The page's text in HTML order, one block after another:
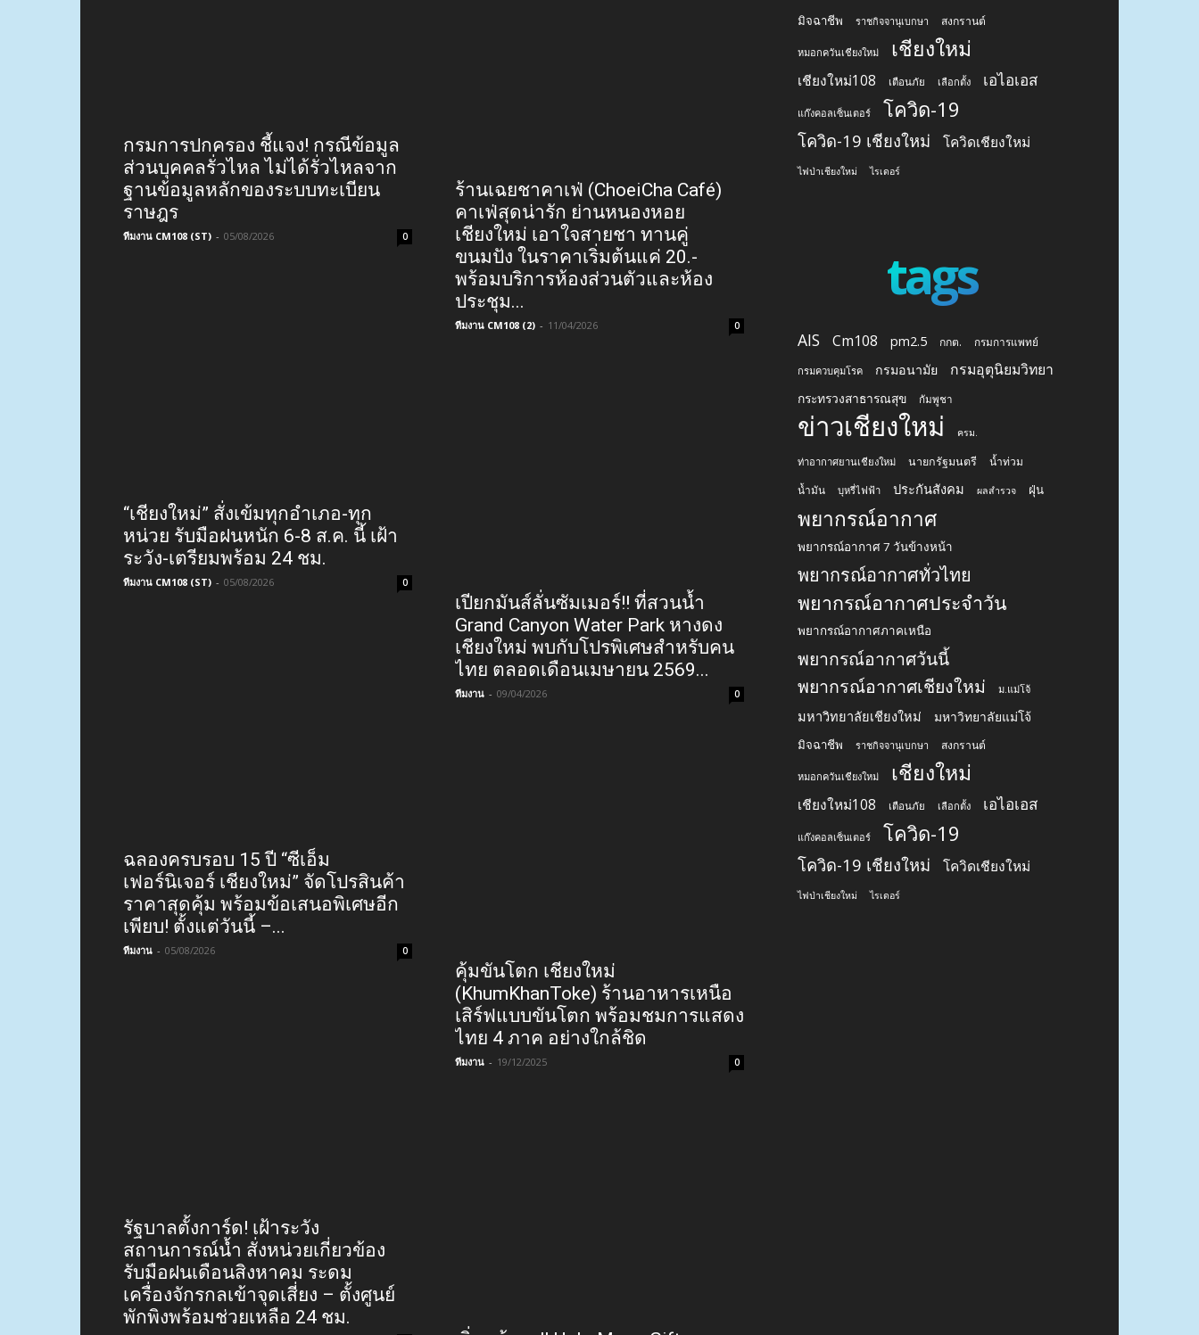
กรมการปกครอง ชี้แจง! กรณีข้อมูล
ส่วนบุคคลรั่วไหล ไม่ได้รั่วไหลจาก
ฐานข้อมูลหลักของระบบทะเบียน
ราษฎร
ทีมงาน CM108 (ST) - 05/08/2026 0
“เชียงใหม่” สั่งเข้มทุกอำเภอ-ทุก
หน่วย รับมือฝนหนัก 6-8 ส.ค. นี้ เฝ้า
ระวัง-เตรียมพร้อม 24 ชม.
ทีมงาน CM108 (ST) - 05/08/2026 0
ฉลองครบรอบ 15 ปี “ซีเอ็ม
เฟอร์นิเจอร์ เชียงใหม่” จัดโปรสินค้า
ราคาสุดคุ้ม พร้อมข้อเสนอพิเศษอีก
เพียบ! ตั้งแต่วันนี้ –...
ทีมงาน - 05/08/2026 0
รัฐบาลตั้งการ์ด! เฝ้าระวัง
สถานการณ์น้ำ สั่งหน่วยเกี่ยวข้อง
รับมือฝนเดือนสิงหาคม ระดม
เครื่องจักรกลเข้าจุดเสี่ยง – ตั้งศูนย์
พักพิงพร้อมช่วยเหลือ 24 ชม.
ร้านเฉยชาคาเฟ่ (ChoeiCha Café)
คาเฟ่สุดน่ารัก ย่านหนองหอย
เชียงใหม่ เอาใจสายชา ทานคู่
ขนมปัง ในราคาเริ่มต้นแค่ 20.-
พร้อมบริการห้องส่วนตัวและห้อง
ประชุม...
ทีมงาน CM108 (2) - 11/04/2026 0
เปียกมันส์ลั่นซัมเมอร์!! ที่สวนน้ำ
Grand Canyon Water Park หางดง
เชียงใหม่ พบกับโปรพิเศษสำหรับคน
ไทย ตลอดเดือนเมษายน 2569...
ทีมงาน - 09/04/2026 0
คุ้มขันโตก เชียงใหม่
(KhumKhanToke) ร้านอาหารเหนือ
เสิร์ฟแบบขันโตก พร้อมชมการแสดง
ไทย 4 ภาค อย่างใกล้ชิด
ทีมงาน - 19/12/2025 0
มิจฉาชีพ ราชกิจจานุเบกษา สงกรานต์
หมอกควันเชียงใหม่ เชียงใหม่
เชียงใหม่108 เตือนภัย เลือกตั้ง เอไอเอส
แก๊งคอลเซ็นเตอร์ โควิด-19
โควิด-19 เชียงใหม่ โควิดเชียงใหม่
ไฟป่าเชียงใหม่ ไรเดอร์
tags
AIS Cm108 pm2.5 กกต. กรมการแพทย์
กรมควบคุมโรค กรมอนามัย กรมอุตุนิยมวิทยา
กระทรวงสาธารณสุข กัมพูชา
ข่าวเชียงใหม่ ครม.
ท่าอากาศยานเชียงใหม่ นายกรัฐมนตรี น้ำท่วม
น้ำมัน บุหรี่ไฟฟ้า ประกันสังคม ผลสำรวจ ฝุ่น
พยากรณ์อากาศ
พยากรณ์อากาศ 7 วันข้างหน้า
พยากรณ์อากาศทั่วไทย
พยากรณ์อากาศประจำวัน
พยากรณ์อากาศภาคเหนือ
พยากรณ์อากาศวันนี้
พยากรณ์อากาศเชียงใหม่
ม.แม่โจ้
มหาวิทยาลัยเชียงใหม่ มหาวิทยาลัยแม่โจ้
มิจฉาชีพ ราชกิจจานุเบกษา สงกรานต์
หมอกควันเชียงใหม่ เชียงใหม่
เชียงใหม่108 เตือนภัย เลือกตั้ง เอไอเอส
แก๊งคอลเซ็นเตอร์ โควิด-19
โควิด-19 เชียงใหม่ โควิดเชียงใหม่
ไฟป่าเชียงใหม่ ไรเดอร์